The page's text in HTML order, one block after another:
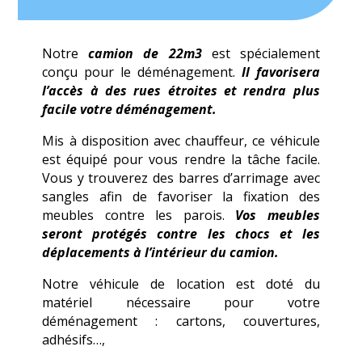
Notrecamion de 22m3est spécialement
conçu pour le déménagement. Il favorisera
l’accès à des rues étroites et rendra plus
facile votre déménagement.
Mis à disposition avec chauffeur, ce véhicule
est équipé pour vous rendre la tâche facile.
Vous y trouverez des barres d’arrimage avec
sangles afin de favoriser la fixation des
meubles contre les parois. Vos meubles
seront protégés contre les chocs et les
déplacements à l’intérieur du camion.
Notre véhicule de location est doté du
matériel nécessaire pour votre
déménagement : cartons, couvertures,
adhésifs…,